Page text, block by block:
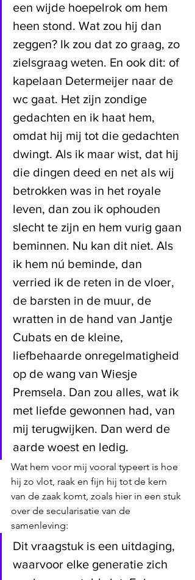
een wijde hoepelrok om hem
heen stond. Wat zou hij dan
zeggen? Ik zou dat zo graag, zo
zielsgraag weten. En ook dit: of
kapelaan Determeijer naar de
wc gaat. Het zijn zondige
gedachten en ik haat hem,
omdat hij mij tot die gedachten
dwingt. Als ik maar wist, dat hij
die dingen deed en net als wij
betrokken was in het royale
leven, dan zou ik ophouden
slecht te zijn en hem vurig gaan
beminnen. Nu kan dit niet. Als
ik hem nú beminde, dan
verried ik de reten in de vloer,
de barsten in de muur, de
wratten in de hand van Jantje
Cubats en de kleine,
liefbehaarde onregelmatigheid
op de wang van Wiesje
Premsela. Dan zou alles, wat ik
met liefde gewonnen had, van
mij terugwijken. Dan werd de
aarde woest en ledig.
Wat hem voor mij vooral typeert is hoe
hij zo vlot, raak en fijn hij tot de kern
van de zaak komt, zoals hier in een stuk
over de secularisatie van de
samenleving:
Dit vraagstuk is een uitdaging,
waarvoor elke generatie zich